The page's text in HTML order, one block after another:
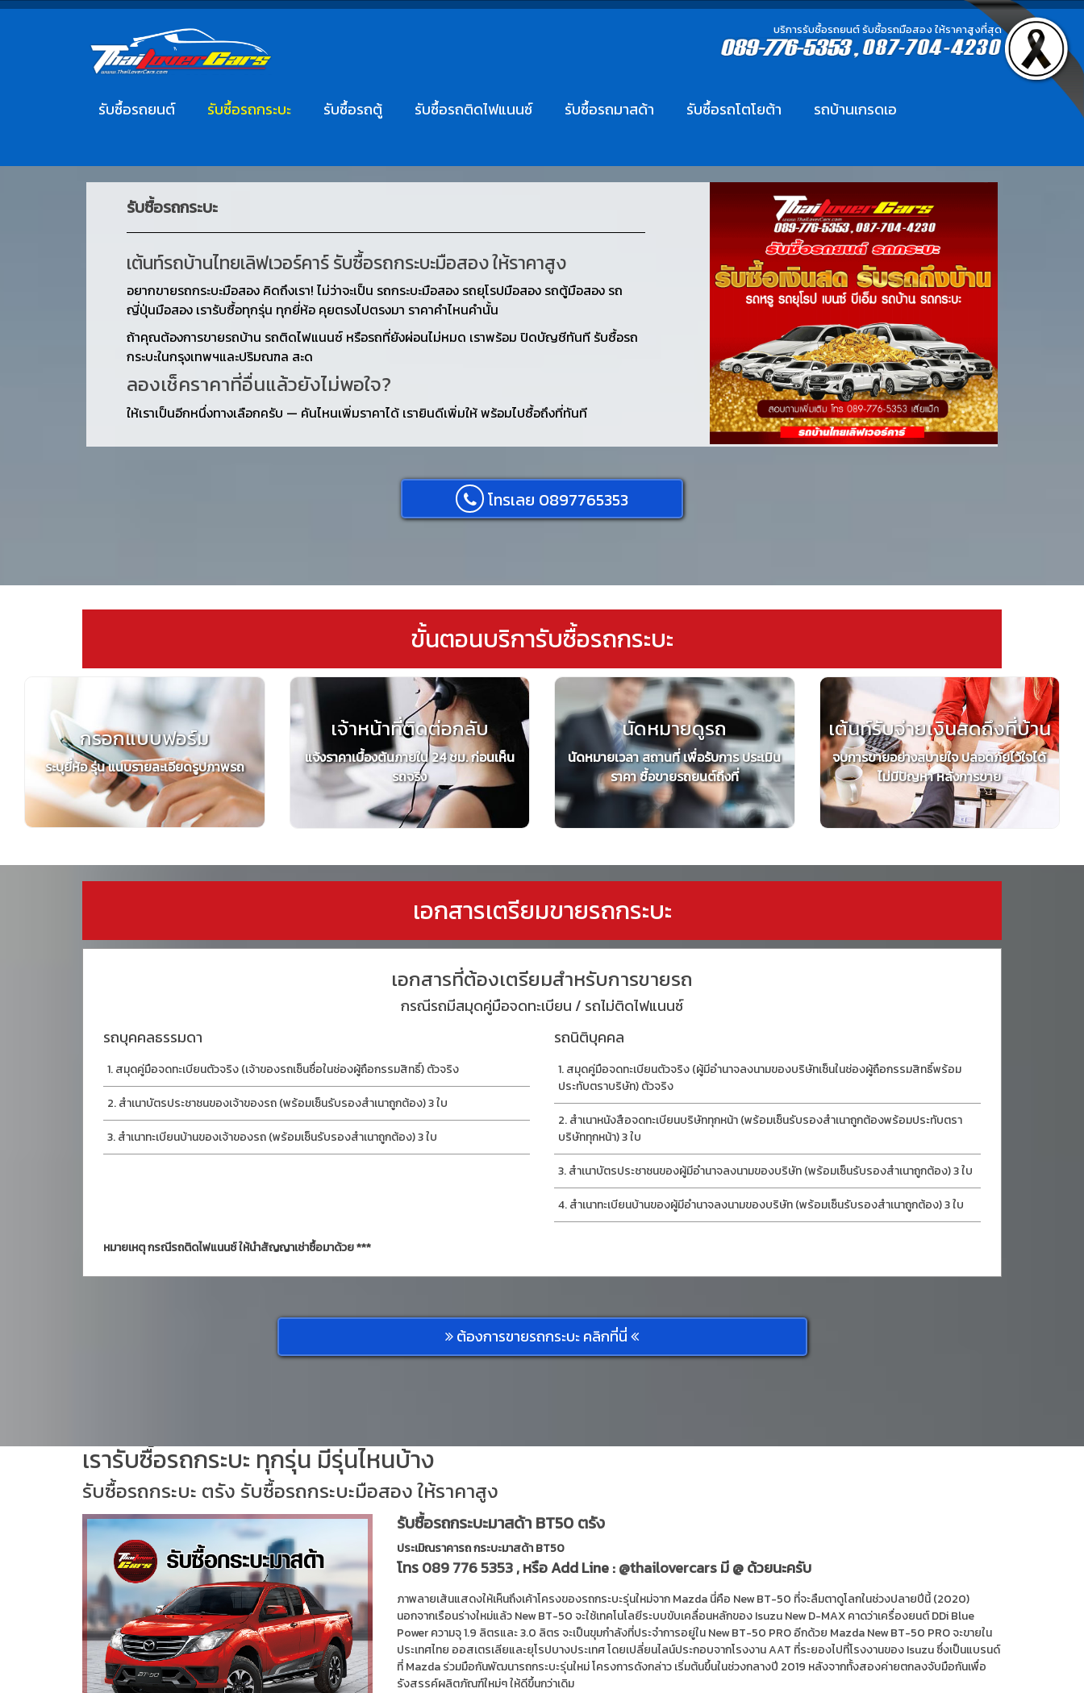
บริการรับซื้อรถยนต์ รับซื้อรถมือสอง ให้ราคาสูงที่สุด
รับซื้อรถยนต์ รับซื้อรถกระบะ รับซื้อรถตู้ รับซื้อรถติดไฟแนนซ์ รับซื้อรถมาสด้า รับซื้อรถโตโยต้า รถบ้านเกรดเอ
รับซื้อรถกระบะ
เต้นท์รถบ้านไทยเลิฟเวอร์คาร์ รับซื้อรถกระบะมือสอง ให้ราคาสูง
อยากขายรถกระบะมือสอง คิดถึงเรา! ไม่ว่าจะเป็น รถกระบะมือสอง รถยุโรปมือสอง รถตู้มือสอง รถ
ญี่ปุ่นมือสอง เรารับซื้อทุกรุ่น ทุกยี่ห้อ คุยตรงไปตรงมา ราคาคำไหนคำนั้น
ถ้าคุณต้องการขายรถบ้าน รถติดไฟแนนซ์ หรือรถที่ยังผ่อนไม่หมด เราพร้อม ปิดบัญชีทันที รับซื้อรถ
กระบะในกรุงเทพฯและปริมณฑล สะด
ลองเช็คราคาที่อื่นแล้วยังไม่พอใจ?
ให้เราเป็นอีกหนึ่งทางเลือกครับ — คันไหนเพิ่มราคาได้ เรายินดีเพิ่มให้ พร้อมไปซื้อถึงที่ทันที
โทรเลย 0897765353
ขั้นตอนบริการับซื้อรถกระบะ
กรอกแบบฟอร์ม
ระบุยี่ห้อ รุ่น แนบรายละเอียดรูปภาพรถ
เจ้าหน้าที่ติดต่อกลับ
แจ้งราคาเบื้องต้นภายใน 24 ชม. ก่อนเห็น
รถจริง
นัดหมายดูรถ
นัดหมายเวลา สถานที่ เพื่อรับการ ประเมิน
ราคา ซื้อขายรถยนต์ถึงที่
เต้นท์รับจ่ายเงินสดถึงที่บ้าน
จบการขายอย่างสบายใจ ปลอดภัยไว้ใจได้
ไม่มีปัญหา หลังการขาย
เอกสารเตรียมขายรถกระบะ
เอกสารที่ต้องเตรียมสำหรับการขายรถ
กรณีรถมีสมุดคู่มือจดทะเบียน / รถไม่ติดไฟแนนซ์
รถบุคคลธรรมดา
สมุดคู่มือจดทะเบียนตัวจริง (เจ้าของรถเซ็นซื่อในช่องผู้ถือกรรมสิทธิ์) ตัวจริง
สำเนาบัตรประชาชนของเจ้าของรถ (พร้อมเซ็นรับรองสำเนาถูกต้อง) 3 ใบ
สำเนาทะเบียนบ้านของเจ้าของรถ (พร้อมเซ็นรับรองสำเนาถูกต้อง) 3 ใบ
รถนิติบุคคล
สมุดคู่มือจดทะเบียนตัวจริง (ผู้มีอำนาจลงนามของบริษัทเซ็นในช่องผู้ถือกรรมสิทธิ์พร้อม
ประทับตราบริษัท) ตัวจริง
สำเนาหนังสือจดทะเบียนบริษัททุกหน้า (พร้อมเซ็นรับรองสำเนาถูกต้องพร้อมประทับตรา
บริษัททุกหน้า) 3 ใบ
สำเนาบัตรประชาชนของผู้มีอำนาจลงนามของบริษัท (พร้อมเซ็นรับรองสำเนาถูกต้อง) 3 ใบ
สำเนาทะเบียนบ้านของผู้มีอำนาจลงนามของบริษัท (พร้อมเซ็นรับรองสำเนาถูกต้อง) 3 ใบ
หมายเหตุ กรณีรถติดไฟแนนซ์ ให้นำสัญญาเช่าซื้อมาด้วย ***
ต้องการขายรถกระบะ คลิกที่นี่
เรารับซื้อรถกระบะ ทุกรุ่น มีรุ่นไหนบ้าง
รับซื้อรถกระบะ ตรัง รับซื้อรถกระบะมือสอง ให้ราคาสูง
รับซื้อรถกระบะมาสด้า BT50 ตรัง
ประเมิณราคารถ กระบะมาสด้า BT50
โทร089 776 5353, หรือ Add Line :@thailovercarsมี @ ด้วยนะครับ
ภาพลายเส้นแสดงให้เห็นถึงเค้าโครงของรถกระบะรุ่นใหม่จาก Mazda นี่คือ New BT-50 ที่จะลืมตาดูโลกในช่วงปลายปีนี้ (2020)
นอกจากเรือนร่างใหม่แล้ว New BT-50 จะใช้เทคโนโลยีระบบขับเคลื่อนหลักของ Isuzu New D-MAX คาดว่าเครื่องยนต์ DDi Blue
Power ความจุ 1.9 ลิตรและ 3.0 ลิตร จะเป็นขุมกำลังที่ประจำการอยู่ใน New BT-50 PRO อีกด้วย Mazda New BT-50 PRO จะขายใน
ประเทศไทย ออสเตรเลียและยุโรปบางประเทศ โดยเปลี่ยนไลน์ประกอบจากโรงงาน AAT ที่ระยองไปที่โรงงานของ Isuzu ซึ่งเป็นแบรนด์
ที่ Mazda ร่วมมือกันพัฒนารถกระบะรุ่นใหม่ โครงการดังกล่าว เริ่มต้นขึ้นในช่วงกลางปี 2019 หลังจากทั้งสองค่ายตกลงจับมือกันเพื่อ
รังสรรค์ผลิตภัณฑ์ใหม่ๆ ให้ดีขึ้นกว่าเดิม